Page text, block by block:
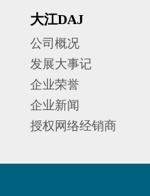
大江DAJ
公司概况
发展大事记
企业荣誉
企业新闻
授权网络经销商